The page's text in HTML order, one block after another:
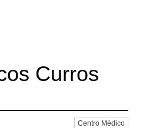
Curros
Centro Médico